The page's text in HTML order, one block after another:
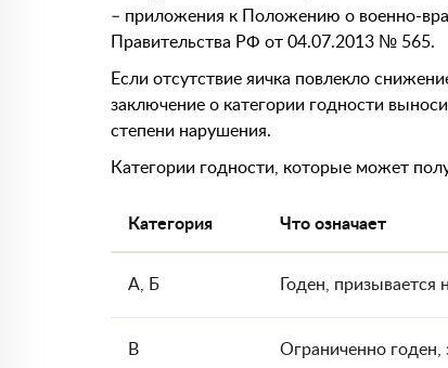
– приложения к Положению о военно-
Правительства РФ от 04.07.2013 № 565.
Если отсутствие яичка повлекло
заключение о категории годности
степени нарушения.
Категории годности, которые может
Категория Что означает
А, Б Годен, призывается
В Ограниченно годен,